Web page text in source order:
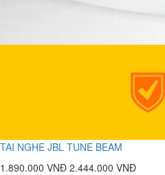
TAI NGHE JBL TUNE BEAM
1.890.000 VNĐ 2.444.000 VNĐ